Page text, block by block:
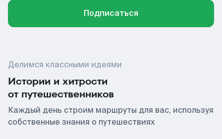
Подписаться
Делимся классными идеями
Истории и хитрости
от путешественников
Каждый день строим маршруты для вас, используя
собственные знания о путешествиях